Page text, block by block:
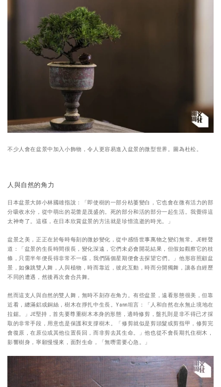
不少人會在盆景中加入小飾物，令人更容易進入盆景的微型世界。圖為杜松。
人與自然的角力
日本盆景大師小林國雄指說：「即使樹的一部分枯萎變白，它也會在微有活力的部
分吸收水分，從中萌出的花蕾是茂盛的。死的部分和活的部分一起生活。我覺得這
太神奇了。這樣，在日本欣賞盆景的方法就是珍惜流逝的時光。」
盆景之美，正正在於每時每刻的微妙變化，從中感悟世事萬物之變幻無常。JE輕聲
道：「盆景的生長時間很長，變化深遠，它們未必會開花結果，但假如觀察它的枝
條，只需半年便長得非常不一樣，我們隔個星期便會去探望它們。」他形容照顧盆
景，如像跳雙人舞，人與植物，時而靠近，彼此互動，時而分開獨舞，讓各自經歷
不同的遭遇，然後再次會合共舞。
然而這支人與自然的雙人舞，無時不刻存在角力。有些盆景，遠看形態很美，但靠
近看，纏滿鋁或銅絲，樹木在掙扎中生長。Yann坦言：「人和自然在永無止境地在
拉鋸。」JE堅持，首先要尊重樹木本身的形態，適時修剪，盤扎則是非不得已才採
取的非常手段，用意也是保護和支撐樹木。「修剪就似是剪頭髮或剪指甲，修剪完
會復原，在原位或其他位置長回，而非剪去其生命。」他也從不會長期扎住樹木，
影響樹身，寧願慢慢來，面對生命，「無嘢需要心急。」